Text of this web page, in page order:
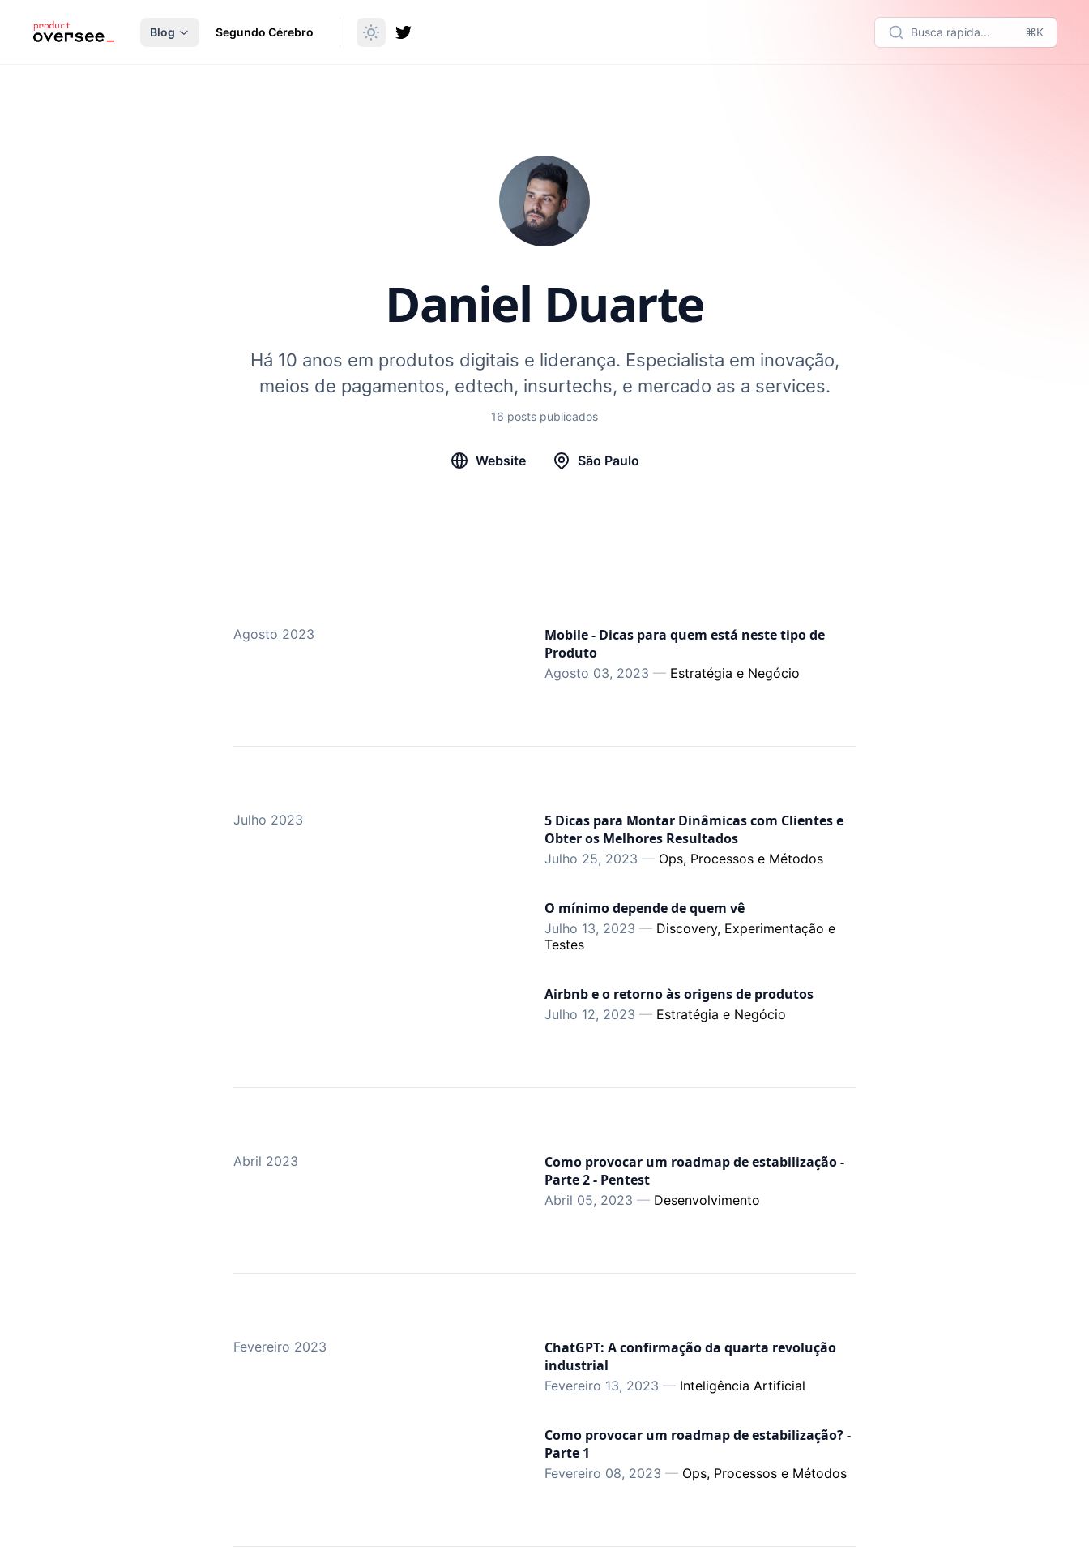
principal
Blog
Segundo Cérebro Busca rápida... ⌘K
Daniel Duarte
Há 10 anos em produtos digitais e liderança. Especialista em inovação,
meios de pagamentos, edtech, insurtechs, e mercado as a services.
16 posts publicados
Website São Paulo
Agosto 2023
Mobile - Dicas para quem está neste tipo de
Produto
Agosto 03, 2023 — Estratégia e Negócio
Julho 2023
5 Dicas para Montar Dinâmicas com Clientes e
Obter os Melhores Resultados
Julho 25, 2023 — Ops, Processos e Métodos
O mínimo depende de quem vê
Julho 13, 2023 — Discovery, Experimentação e
Testes
Airbnb e o retorno às origens de produtos
Julho 12, 2023 — Estratégia e Negócio
Abril 2023
Como provocar um roadmap de estabilização -
Parte 2 - Pentest
Abril 05, 2023 — Desenvolvimento
Fevereiro 2023
ChatGPT: A confirmação da quarta revolução
industrial
Fevereiro 13, 2023 — Inteligência Artificial
Como provocar um roadmap de estabilização? -
Parte 1
Fevereiro 08, 2023 — Ops, Processos e Métodos